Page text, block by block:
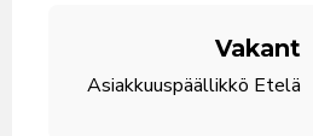
Vakant
Asiakkuuspäällikkö Etelä